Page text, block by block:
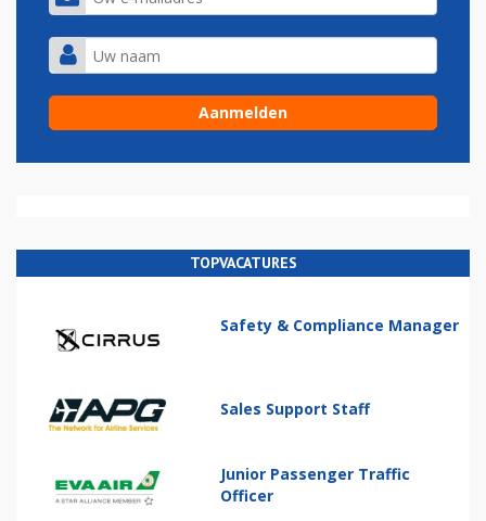
TOPVACATURES
Safety & Compliance Manager
Sales Support Staff
Junior Passenger Traffic
Officer